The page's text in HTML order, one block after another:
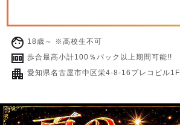
18歳～ ※高校生不可
歩合最高小計100％バック以上期間可能!!
愛知県名古屋市中区栄4-8-16プレコビル1F